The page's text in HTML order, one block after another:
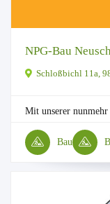
NPG-Bau
Schloßbichl 11a,
Mit unserer nunmehr
Bau